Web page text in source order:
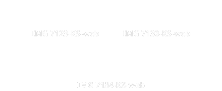
IMG 7123-KS-web IMG 7130-KS-web
IMG 7134-KS-web